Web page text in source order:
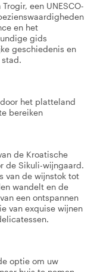
een UNESCO-
en het
gids
geschiedenis en
het platteland
bereiken
de Kroatische
de Sikuli-wijngaard.
van de wijnstok tot
wandelt en de
een ontspannen
van exquise wijnen
optie om uw